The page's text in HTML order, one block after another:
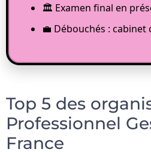
🏛️ Examen final en
💼 Débouchés :
Top 5 des
Professionnel
France